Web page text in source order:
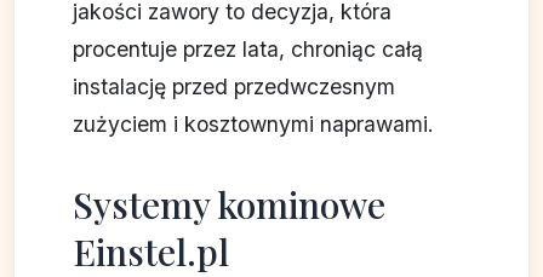
jakości zawory to decyzja, która
procentuje przez lata, chroniąc całą
instalację przed przedwczesnym
zużyciem i kosztownymi naprawami.
Systemy kominowe
Einstel.pl